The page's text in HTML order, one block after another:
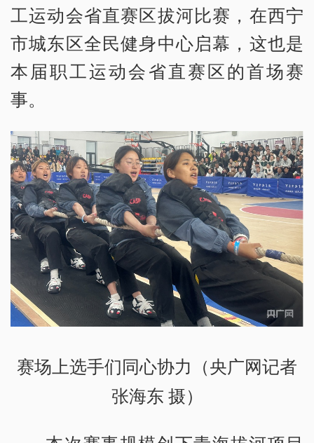
工运动会省直赛区拔河比赛，在西宁
市城东区全民健身中心启幕，这也是
本届职工运动会省直赛区的首场赛
事。
赛场上选手们同心协力（央广网记者
张海东 摄）